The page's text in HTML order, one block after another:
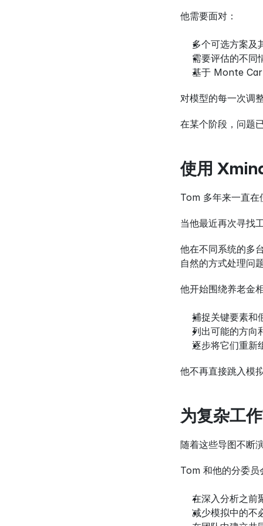
他需要面对：
多个可选方案及
需要评估的不同
基于 Monte
对模型的每一次调
在某个阶段，问题
使用
Tom 多年来一直
当他最近再次寻找
他在不同系统的多
自然的方式处理问
他开始围绕养老金
捕捉关键要素和
列出可能的方向
逐步将它们重新
他不再直接跳入模
为复杂工
随着这些导图不断
Tom 和他的分委员
在深入分析之前
减少模拟中的不